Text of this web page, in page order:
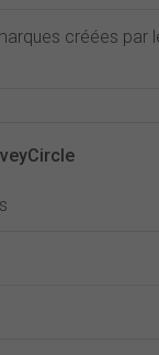
créées par